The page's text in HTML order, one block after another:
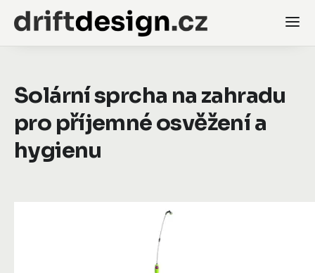
Solární sprcha na zahradu
pro příjemné osvěžení a
hygienu